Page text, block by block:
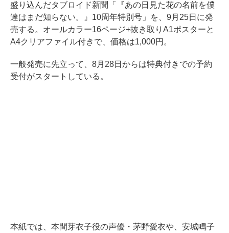
盛り込んだタブロイド新聞「『あの日見た花の名前を僕
達はまだ知らない。』10周年特別号」を、9月25日に発
売する。オールカラー16ページ+抜き取りA1ポスターと
A4クリアファイル付きで、価格は1,000円。
一般発売に先立って、8月28日からは特典付きでの予約
受付がスタートしている。
本紙では、本間芽衣子役の声優・茅野愛衣や、安城鳴子